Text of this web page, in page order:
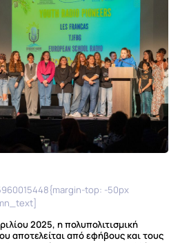
top: -50px
2025, η πολυπολιτισμική
αποτελείται από εφήβους και τους